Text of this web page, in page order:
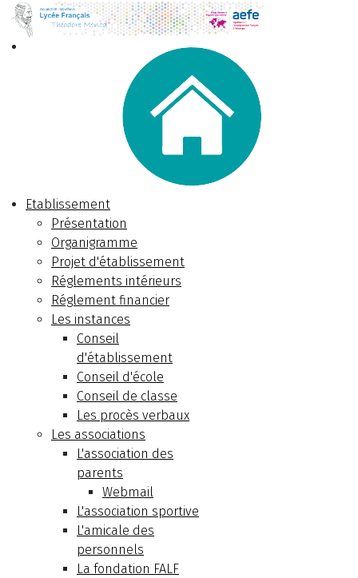
Etablissement
Présentation
Organigramme
Projet d'établissement
Réglements intérieurs
Réglement financier
Les instances
Conseil
d'établissement
Conseil d'école
Conseil de classe
Les procès verbaux
Les associations
L'association des
parents
Webmail
L'association sportive
L'amicale des
personnels
La fondation FALF